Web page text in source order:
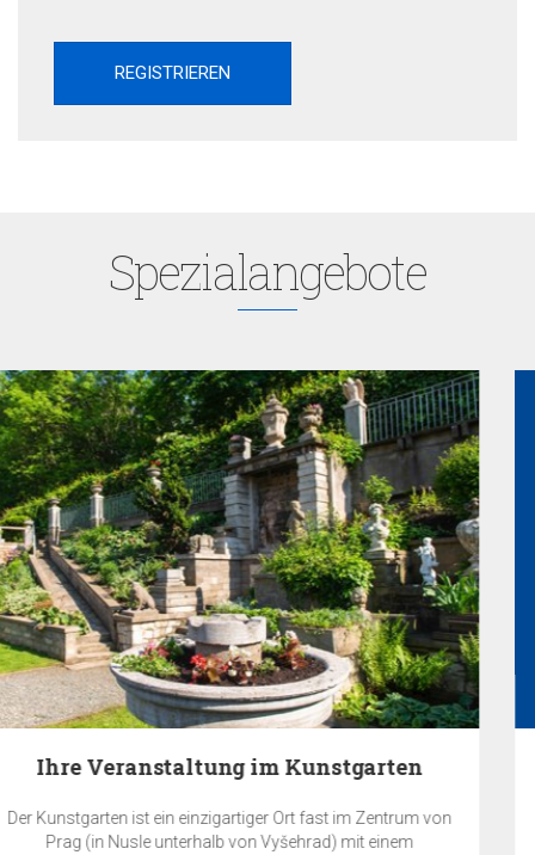
Spezialangebote
von
EA Benefit Program
EA BENEFIT Prgramm ist die Belohnung für die
Gesellschaft EuroAgentur Hotels & Travel für Ihre Treue